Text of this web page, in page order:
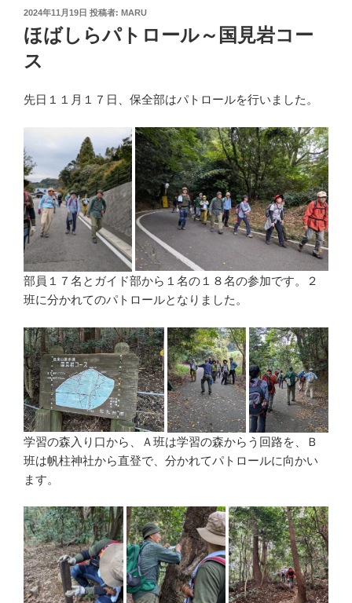
投
稿
日:
2024年11月19日 投稿者: MARU
ほばしらパトロール～国見岩コー
ス
先日１１月１７日、保全部はパトロールを行いました。
部員１７名とガイド部から１名の１８名の参加です。２
班に分かれてのパトロールとなりました。
学習の森入り口から、Ａ班は学習の森からう回路を、Ｂ
班は帆柱神社から直登で、分かれてパトロールに向かい
ます。